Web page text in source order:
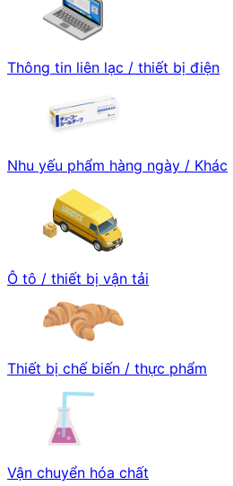
Thông tin liên lạc / thiết bị điện
Nhu yếu phẩm hàng ngày / Khác
Ô tô / thiết bị vận tải
Thiết bị chế biến / thực phẩm
Vận chuyển hóa chất